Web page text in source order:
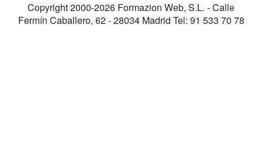
Copyright 2000-2026 Formazion Web, S.L. - Calle
Fermín Caballero, 62 - 28034 Madrid Tel: 91 533 70 78